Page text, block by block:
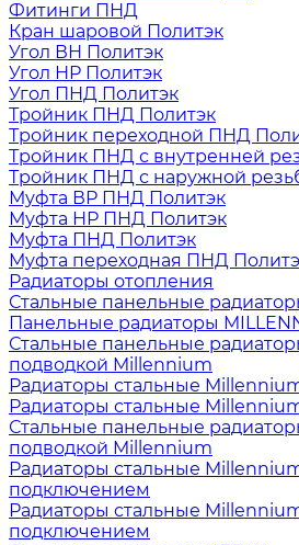
Фитинги ПНД
Кран шаровой Политэк
Угол ВН Политэк
Угол НР Политэк
Угол ПНД Политэк
Тройник ПНД Политэк
Тройник переходной ПНД
Тройник ПНД с внутренней
Тройник ПНД с наружной
Муфта ВР ПНД Политэк
Муфта НР ПНД Политэк
Муфта ПНД Политэк
Муфта переходная ПНД
Радиаторы отопления
Стальные панельные
Панельные радиаторы
Стальные панельные
подводкой Millennium
Радиаторы стальные Millennium
Радиаторы стальные
Стальные панельные
подводкой Millennium
Радиаторы стальные
подключением
Радиаторы стальные
подключением